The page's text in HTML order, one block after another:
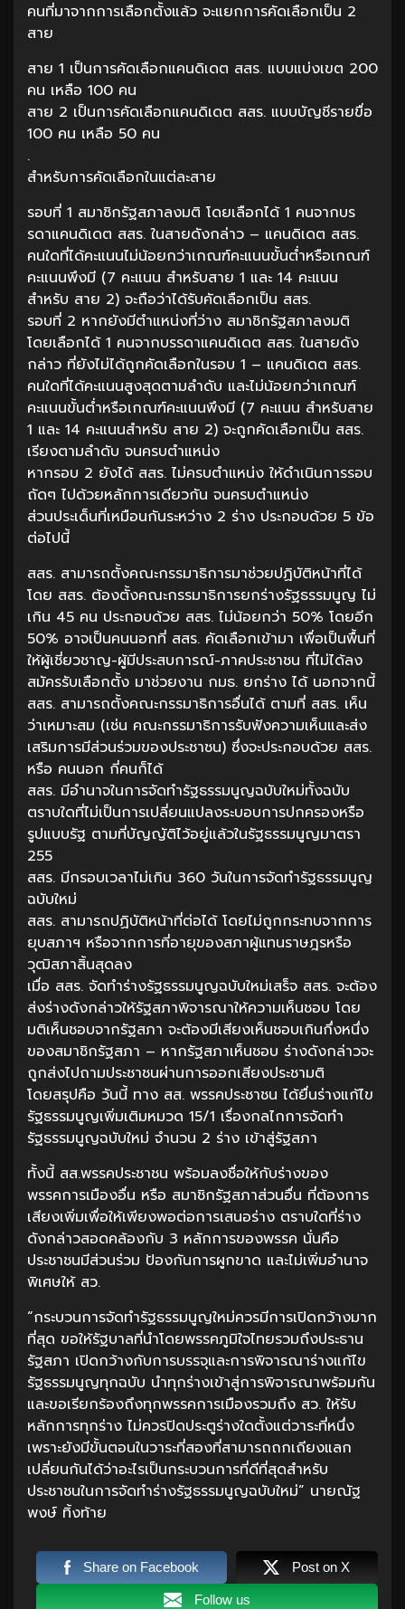
คนที่มาจากการเลือกตั้งแล้ว จะแยกการคัดเลือกเป็น 2
สาย
สาย 1 เป็นการคัดเลือกแคนดิเดต สสร. แบบแบ่งเขต 200
คน เหลือ 100 คน
สาย 2 เป็นการคัดเลือกแคนดิเดต สสร. แบบบัญชีรายขื่อ
100 คน เหลือ 50 คน
.
สำหรับการคัดเลือกในแต่ละสาย
รอบที่ 1 สมาชิกรัฐสภาลงมติ โดยเลือกได้ 1 คนจากบร
รดาแคนดิเดต สสร. ในสายดังกล่าว – แคนดิเดต สสร.
คนใดที่ได้คะแนนไม่น้อยกว่าเกณฑ์คะแนนขั้นต่ำหรือเกณฑ์
คะแนนพึงมี (7 คะแนน สำหรับสาย 1 และ 14 คะแนน
สำหรับ สาย 2) จะถือว่าได้รับคัดเลือกเป็น สสร.
รอบที่ 2 หากยังมีตำแหน่งที่ว่าง สมาชิกรัฐสภาลงมติ
โดยเลือกได้ 1 คนจากบรรดาแคนดิเดต สสร. ในสายดัง
กล่าว ที่ยังไม่ได้ถูกคัดเลือกในรอบ 1 – แคนดิเดต สสร.
คนใดที่ได้คะแนนสูงสุดตามลำดับ และไม่น้อยกว่าเกณฑ์
คะแนนขั้นต่ำหรือเกณฑ์คะแนนพึงมี (7 คะแนน สำหรับสาย
1 และ 14 คะแนนสำหรับ สาย 2) จะถูกคัดเลือกเป็น สสร.
เรียงตามลำดับ จนครบตำแหน่ง
หากรอบ 2 ยังได้ สสร. ไม่ครบตำแหน่ง ให้ดำเนินการรอบ
ถัดๆ ไปด้วยหลักการเดียวกัน จนครบตำแหน่ง
ส่วนประเด็นที่เหมือนกันระหว่าง 2 ร่าง ประกอบด้วย 5 ข้อ
ต่อไปนี้
สสร. สามารถตั้งคณะกรรมาธิการมาช่วยปฏิบัติหน้าที่ได้
โดย สสร. ต้องตั้งคณะกรรมาธิการยกร่างรัฐธรรมนูญ ไม่
เกิน 45 คน ประกอบด้วย สสร. ไม่น้อยกว่า 50% โดยอีก
50% อาจเป็นคนนอกที่ สสร. คัดเลือกเข้ามา เพื่อเป็นพื้นที่
ให้ผู้เชี่ยวชาญ-ผู้มีประสบการณ์-ภาคประชาชน ที่ไม่ได้ลง
สมัครรับเลือกตั้ง มาช่วยงาน กมธ. ยกร่าง ได้ นอกจากนี้
สสร. สามารถตั้งคณะกรรมาธิการอื่นได้ ตามที่ สสร. เห็น
ว่าเหมาะสม (เช่น คณะกรรมาธิการรับฟังความเห็นและส่ง
เสริมการมีส่วนร่วมของประชาชน) ซึ่งจะประกอบด้วย สสร.
หรือ คนนอก กี่คนก็ได้
สสร. มีอำนาจในการจัดทำรัฐธรรมนูญฉบับใหม่ทั้งฉบับ
ตราบใดที่ไม่เป็นการเปลี่ยนแปลงระบอบการปกครองหรือ
รูปแบบรัฐ ตามที่บัญญัติไว้อยู่แล้วในรัฐธรรมนูญมาตรา
255
สสร. มีกรอบเวลาไม่เกิน 360 วันในการจัดทำรัฐธรรมนูญ
ฉบับใหม่
สสร. สามารถปฏิบัติหน้าที่ต่อได้ โดยไม่ถูกกระทบจากการ
ยุบสภาฯ หรือจากการที่อายุของสภาผู้แทนราษฎรหรือ
วุฒิสภาสิ้นสุดลง
เมื่อ สสร. จัดทำร่างรัฐธรรมนูญฉบับใหม่เสร็จ สสร. จะต้อง
ส่งร่างดังกล่าวให้รัฐสภาพิจารณาให้ความเห็นชอบ โดย
มติเห็นชอบจากรัฐสภา จะต้องมีเสียงเห็นชอบเกินกึ่งหนึ่ง
ของสมาชิกรัฐสภา – หากรัฐสภาเห็นชอบ ร่างดังกล่าวจะ
ถูกส่งไปถามประชาชนผ่านการออกเสียงประชามติ
โดยสรุปคือ วันนี้ ทาง สส. พรรคประชาชน ได้ยื่นร่างแก้ไข
รัฐธรรมนูญเพิ่มเติมหมวด 15/1 เรื่องกลไกการจัดทำ
รัฐธรรมนูญฉบับใหม่ จำนวน 2 ร่าง เข้าสู่รัฐสภา
ทั้งนี้ สส.พรรคประชาชน พร้อมลงชื่อให้กับร่างของ
พรรคการเมืองอื่น หรือ สมาชิกรัฐสภาส่วนอื่น ที่ต้องการ
เสียงเพิ่มเพื่อให้เพียงพอต่อการเสนอร่าง ตราบใดที่ร่าง
ดังกล่าวสอดคล้องกับ 3 หลักการของพรรค นั่นคือ
ประชาชนมีส่วนร่วม ป้องกันการผูกขาด และไม่เพิ่มอำนาจ
พิเศษให้ สว.
“กระบวนการจัดทำรัฐธรรมนูญใหม่ควรมีการเปิดกว้างมาก
ที่สุด ขอให้รัฐบาลที่นำโดยพรรคภูมิใจไทยรวมถึงประธาน
รัฐสภา เปิดกว้างกับการบรรจุและการพิจารณาร่างแก้ไข
รัฐธรรมนูญทุกฉบับ นำทุกร่างเข้าสู่การพิจารณาพร้อมกัน
และขอเรียกร้องถึงทุกพรรคการเมืองรวมถึง สว. ให้รับ
หลักการทุกร่าง ไม่ควรปิดประตูร่างใดตั้งแต่วาระที่หนึ่ง
เพราะยังมีขั้นตอนในวาระที่สองที่สามารถถกเถียงแลก
เปลี่ยนกันได้ว่าอะไรเป็นกระบวนการที่ดีที่สุดสำหรับ
ประชาชนในการจัดทำร่างรัฐธรรมนูญฉบับใหม่” นายณัฐ
พงษ์ ทิ้งท้าย
Share on Facebook Post on X
Follow us